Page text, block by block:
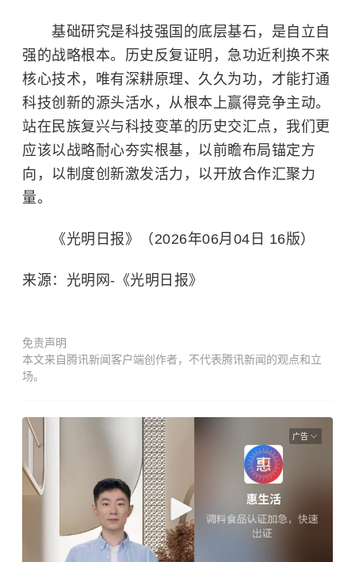
基础研究是科技强国的底层基石，是自立自
强的战略根本。历史反复证明，急功近利换不来
核心技术，唯有深耕原理、久久为功，才能打通
科技创新的源头活水，从根本上赢得竞争主动。
站在民族复兴与科技变革的历史交汇点，我们更
应该以战略耐心夯实根基，以前瞻布局锚定方
向，以制度创新激发活力，以开放合作汇聚力
量。
《光明日报》（2026年06月04日 16版）
来源：光明网-《光明日报》
免责声明
本文来自腾讯新闻客户端创作者，不代表腾讯新闻的观点和立
场。
广告